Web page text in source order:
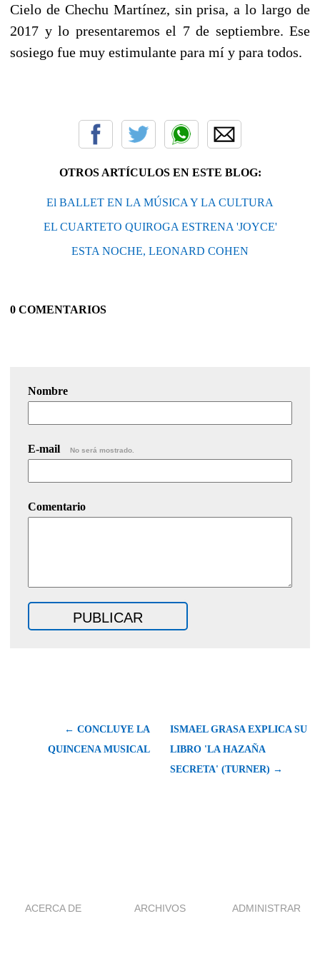
Cielo de Chechu Martínez, sin prisa, a lo largo de
2017 y lo presentaremos el 7 de septiembre. Ese
sosiego fue muy estimulante para mí y para todos.
OTROS ARTÍCULOS EN ESTE BLOG:
El BALLET EN LA MÚSICA Y LA CULTURA
EL CUARTETO QUIROGA ESTRENA 'JOYCE'
ESTA NOCHE, LEONARD COHEN
0 COMENTARIOS
Nombre
E-mail No será mostrado.
Comentario
← CONCLUYE LA
QUINCENA MUSICAL
ISMAEL GRASA EXPLICA SU
LIBRO 'LA HAZAÑA
SECRETA' (TURNER) →
ACERCA DE ARCHIVOS ADMINISTRAR